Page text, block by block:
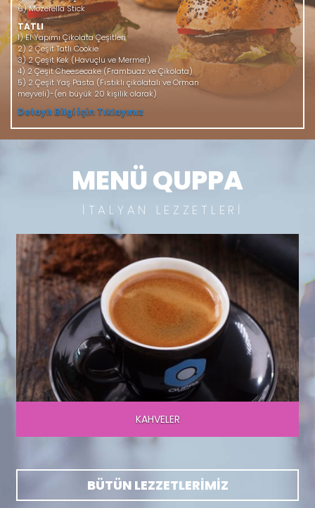
6) Mozerella Stick
TATLI
1) El Yapımı Çikolata Çeşitleri
2) 2 Çeşit Tatlı Cookie
3) 2 Çeşit Kek (Havuçlu ve Mermer)
4) 2 Çeşit Cheesecake (Frambuaz ve Çikolata)
5) 2 Çeşit Yaş Pasta (Fıstıklı çikolatalı ve Orman
meyveli)-(en büyük 20 kişilik olarak)
Detaylı Bilgi İçin Tıklayınız
MENÜ QUPPA
İTALYAN LEZZETLERİ
TATLILARIMIZ
BÜTÜN LEZZETLERİMİZ